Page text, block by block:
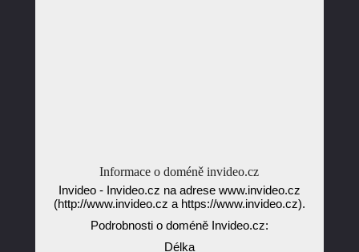
Informace o doméně invideo.cz
Invideo - Invideo.cz na adrese www.invideo.cz
(http://www.invideo.cz a https://www.invideo.cz).
Podrobnosti o doméně Invideo.cz:
Délka